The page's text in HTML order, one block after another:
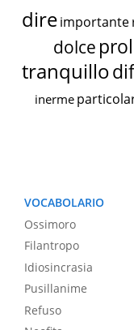
dire importante
dolce
tranquillo
inerme
VOCABOLARIO
Ossimoro
Filantropo
Idiosincrasia
Pusillanime
Refuso